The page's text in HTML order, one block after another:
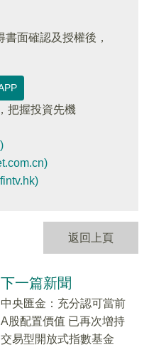
書面確認及授權後，
把握投資先機
返回上頁
下一篇新聞
中央匯金：充分認可當前
A股配置價值 已再次增持
交易型開放式指數基金